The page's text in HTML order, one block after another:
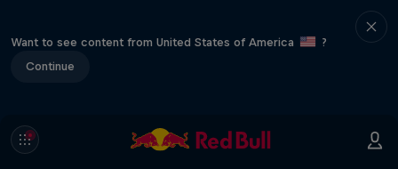
Want to see content from United States of America
?
Continue